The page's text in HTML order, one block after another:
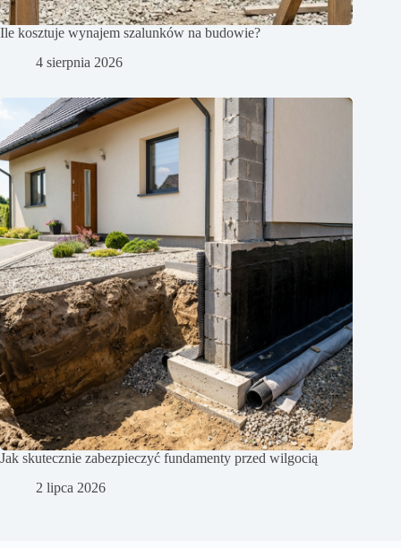
Ile kosztuje wynajem szalunków na budowie?
4 sierpnia 2026
Jak skutecznie zabezpieczyć fundamenty przed wilgocią
2 lipca 2026